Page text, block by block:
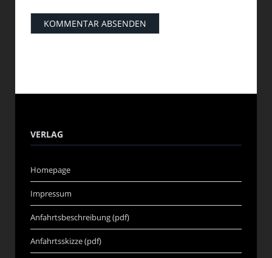
VERLAG
Homepage
Impressum
Anfahrtsbeschreibung (pdf)
Anfahrtsskizze (pdf)